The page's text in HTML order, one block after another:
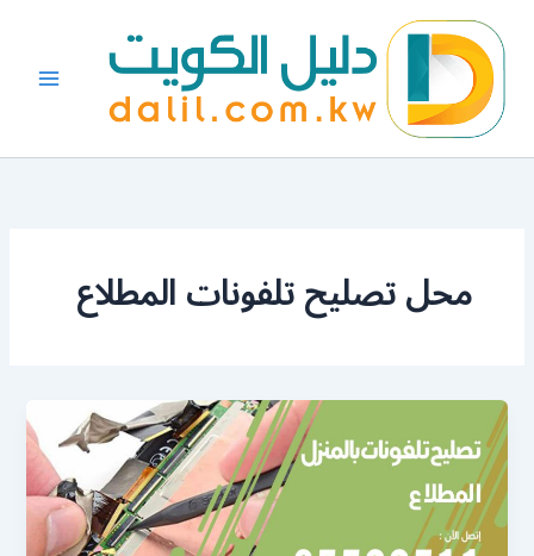
المحتوى
محل تصليح تلفونات المطلاع